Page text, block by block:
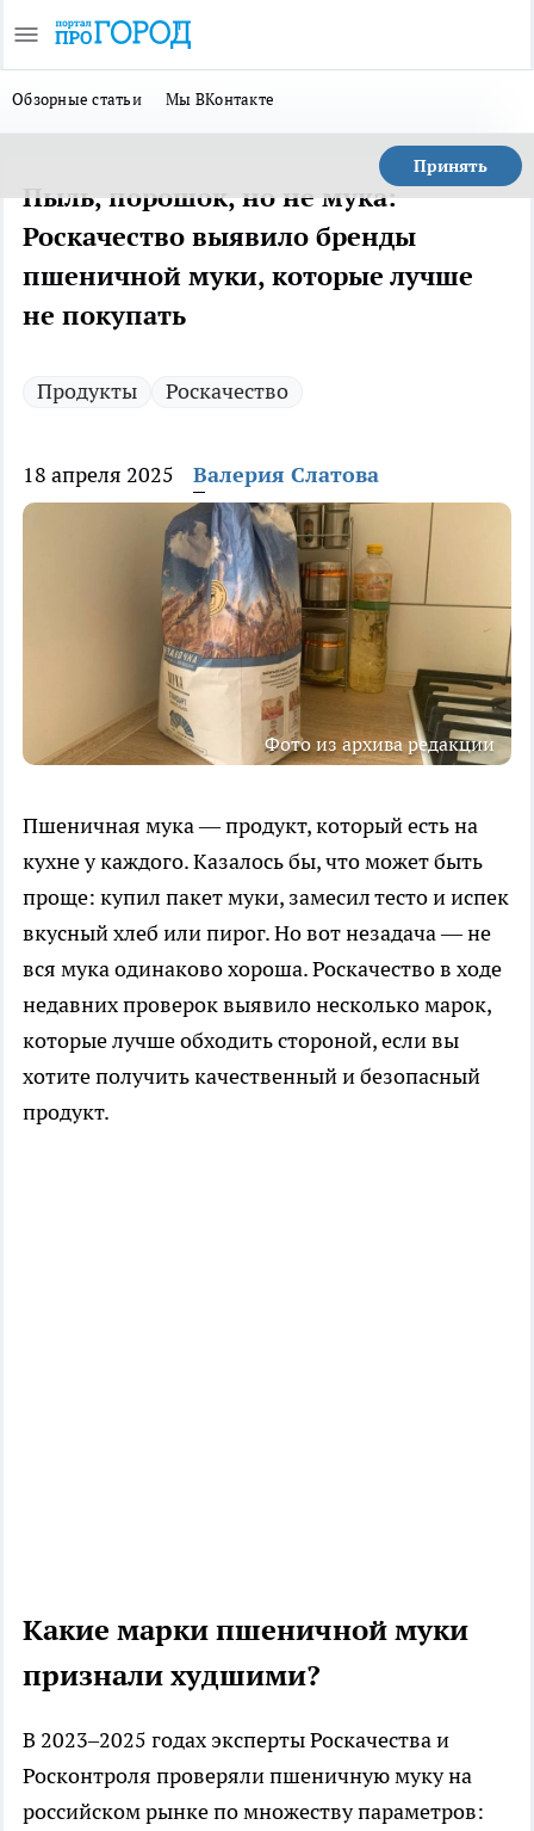
Обзорные статьи Мы ВКонтакте
Принять
Пыль, порошок, но не мука:
Роскачество выявило бренды
пшеничной муки, которые лучше
не покупать
Продукты Роскачество
18 апреля 2025 Валерия Слатова
Фото из архива редакции
Пшеничная мука — продукт, который есть на
кухне у каждого. Казалось бы, что может быть
проще: купил пакет муки, замесил тесто и испек
вкусный хлеб или пирог. Но вот незадача — не
вся мука одинаково хороша. Роскачество в ходе
недавних проверок выявило несколько марок,
которые лучше обходить стороной, если вы
хотите получить качественный и безопасный
продукт.
Какие марки пшеничной муки
признали худшими?
В 2023–2025 годах эксперты Роскачества и
Росконтроля проверяли пшеничную муку на
российском рынке по множеству параметров: